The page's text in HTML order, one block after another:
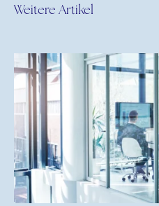
Weitere Artikel